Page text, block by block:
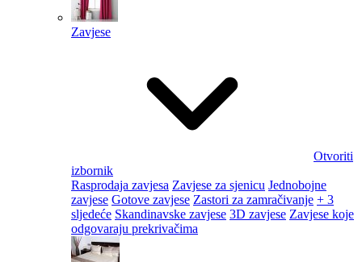
Zavjese
Otvoriti
izbornik
Rasprodaja zavjesa Zavjese za sjenicu Jednobojne
zavjese Gotove zavjese Zastori za zamračivanje + 3
sljedeće Skandinavske zavjese 3D zavjese Zavjese koje
odgovaraju prekrivačima